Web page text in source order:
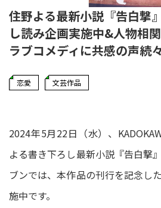
住野よる最新小説『告白撃
し読み企画実施中&人物相
ラブコメディに共感の声続
恋愛 文芸作品
2024年5月22日（水）、
よる書き下ろし最新小説『告白撃
ブンでは、本作品の刊行を記念し
施中です。